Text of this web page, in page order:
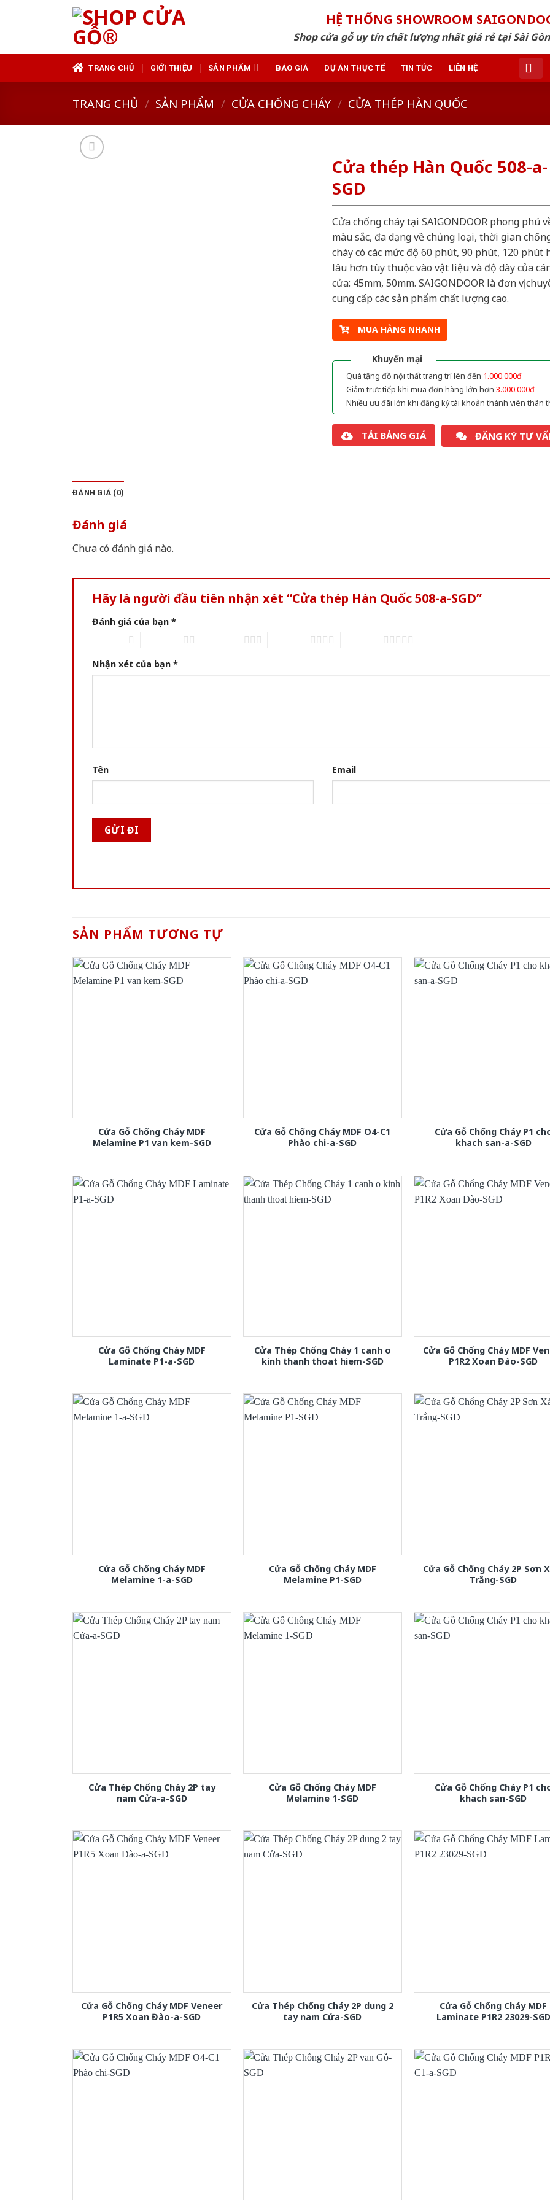
HỆ THỐNG SHOWROOM
Shop cửa gỗ uy tín chất lượng nhất giá rẻ tại Sài
TRANG CHỦ GIỚI THIỆU SẢN PHẨM BÁO GIÁ DỰ ÁN THỰC TẾ TIN TỨC LIÊN HỆ
TRANG CHỦ / SẢN PHẨM / CỬA CHỐNG CHÁY / CỬA THÉP HÀN QUỐC
Cửa thép Hàn Quốc 508-a-
SGD
Cửa chống cháy tại SAIGONDOOR phong phú
màu sắc, đa dạng về chủng loại, thời gian
cháy có các mức độ 60 phút, 90 phút, 120 phút
lâu hơn tùy thuộc vào vật liệu và độ dày của
cửa: 45mm, 50mm. SAIGONDOOR là đơn vị
cung cấp các sản phẩm chất lượng cao.
MUA HÀNG NHANH
Khuyến mại
Quà tặng đồ nội thất trang trí lên đến 1.000.000đ
Giảm trực tiếp khi mua đơn hàng lớn hơn 3.000.000đ
Nhiều ưu đãi lớn khi đăng ký tài khoản thành viên thân
TẢI BẢNG GIÁ ĐĂNG KÝ TƯ
ĐÁNH GIÁ (0)
Đánh giá
Chưa có đánh giá nào.
Hãy là người đầu tiên nhận xét “Cửa thép Hàn Quốc 508-a-SGD”
Đánh giá của bạn *
Nhận xét của bạn *
Tên Email
SẢN PHẨM TƯƠNG TỰ
Cửa Gỗ Chống Cháy MDF
Melamine P1 van kem-SGD
Cửa Gỗ Chống Cháy MDF O4-C1
Phào chi-a-SGD
Cửa Gỗ Chống Cháy P1
khach san-a-SGD
Cửa Gỗ Chống Cháy MDF
Laminate P1-a-SGD
Cửa Thép Chống Cháy 1 canh o
kinh thanh thoat hiem-SGD
Cửa Gỗ Chống Cháy MDF
P1R2 Xoan Đào-SGD
Cửa Gỗ Chống Cháy MDF
Melamine 1-a-SGD
Cửa Gỗ Chống Cháy MDF
Melamine P1-SGD
Cửa Gỗ Chống Cháy 2P Sơn
Trắng-SGD
Cửa Thép Chống Cháy 2P tay
nam Cửa-a-SGD
Cửa Gỗ Chống Cháy MDF
Melamine 1-SGD
Cửa Gỗ Chống Cháy P1
khach san-SGD
Cửa Gỗ Chống Cháy MDF Veneer
P1R5 Xoan Đào-a-SGD
Cửa Thép Chống Cháy 2P dung 2
tay nam Cửa-SGD
Cửa Gỗ Chống Cháy MDF
Laminate P1R2 23029-SGD